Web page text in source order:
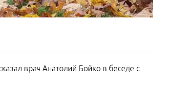
врач Анатолий Бойко в беседе с